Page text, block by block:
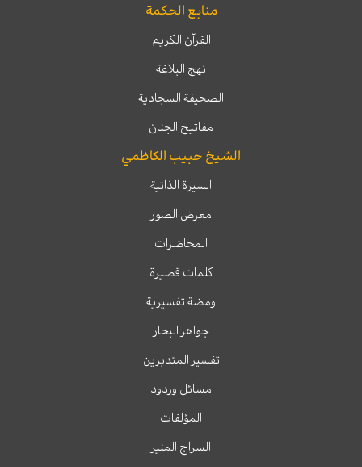
منابع الحكمة
القرآن الكريم
نهج البلاغة
الصحيفة السجادية
مفاتيح الجنان
الشيخ حبيب الكاظمي
السيرة الذاتية
معرض الصور
المحاضرات
كلمات قصيرة
ومضة تفسيرية
جواهر البحار
تفسير المتدبرين
مسائل وردود
المؤلفات
السراج المنير